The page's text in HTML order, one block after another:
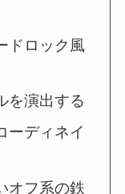
ドロック風
を演出する
ーディネイ
オフ系の鉄